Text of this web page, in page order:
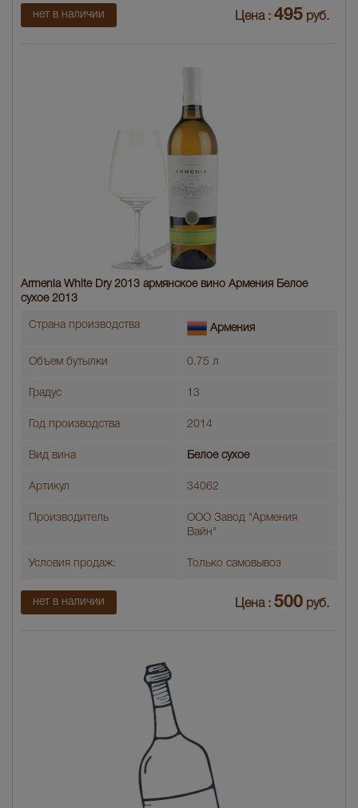
нет в наличии Цена : 495 руб.
Armenia White Dry 2013 армянское вино Армения Белое
сухое 2013
Страна производства Армения
Объем бутылки 0.75 л
Градус 13
Год производства 2014
Вид вина Белое сухое
Артикул 34062
Производитель
ООО Завод "Армения
Вайн"
Условия продаж: Только самовывоз
нет в наличии Цена : 500 руб.